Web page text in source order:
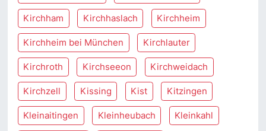
Kirchham Kirchhaslach Kirchheim
Kirchheim bei München Kirchlauter
Kirchroth Kirchseeon Kirchweidach
Kirchzell Kissing Kist Kitzingen
Kleinaitingen Kleinheubach Kleinkahl